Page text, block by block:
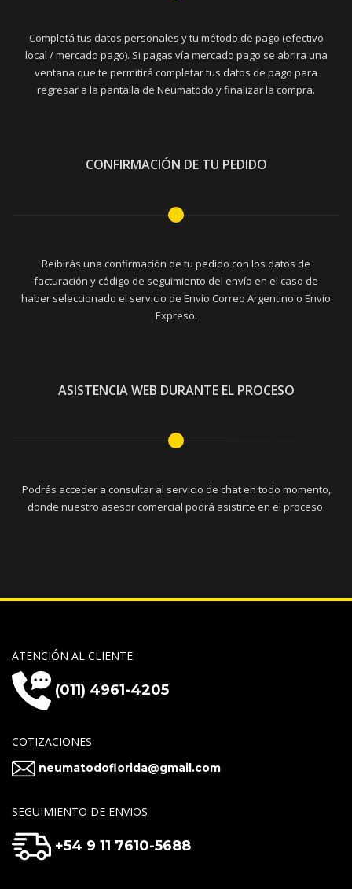
Completá tus datos personales y tu método de pago (efectivo
local / mercado pago). Si pagas vía mercado pago se abrira una
ventana que te permitirá completar tus datos de pago para
regresar a la pantalla de Neumatodo y finalizar la compra.
CONFIRMACIÓN DE TU PEDIDO
Reibirás una confirmación de tu pedido con los datos de
facturación y código de seguimiento del envío en el caso de
haber seleccionado el servicio de Envío Correo Argentino o Envio
Expreso.
ASISTENCIA WEB DURANTE EL PROCESO
Podrás acceder a consultar al servicio de chat en todo momento,
donde nuestro asesor comercial podrá asistirte en el proceso.
ATENCIÓN AL CLIENTE
(011) 4961-4205
COTIZACIONES
neumatodoflorida@gmail.com
SEGUIMIENTO DE ENVIOS
+54 9 11 7610-5688